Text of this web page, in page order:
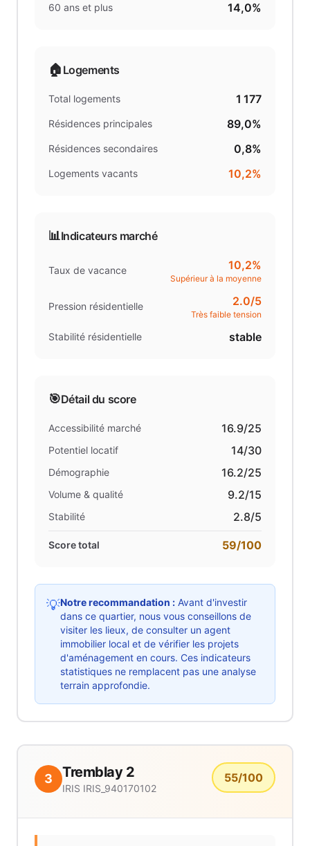
60 ans et plus 14,0%
🏠 Logements
Total logements 1 177
Résidences principales 89,0%
Résidences secondaires 0,8%
Logements vacants 10,2%
📊Indicateurs marché
Taux de vacance 10,2%
Supérieur à la moyenne
Pression résidentielle 2.0/5
Très faible tension
Stabilité résidentielle stable
🎯Détail du score
Accessibilité marché 16.9/25
Potentiel locatif 14/30
Démographie 16.2/25
Volume & qualité 9.2/15
Stabilité 2.8/5
Score total 59/100
💡Notre recommandation : Avant d'investir
dans ce quartier, nous vous conseillons de
visiter les lieux, de consulter un agent
immobilier local et de vérifier les projets
d'aménagement en cours. Ces indicateurs
statistiques ne remplacent pas une analyse
terrain approfondie.
3 Tremblay 2
IRIS IRIS_940170102
55/100